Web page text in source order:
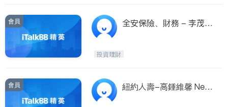
會員
全安保險、財務 - 李茂洪
投資理財
會員
紐約人壽-高鍾維馨 New